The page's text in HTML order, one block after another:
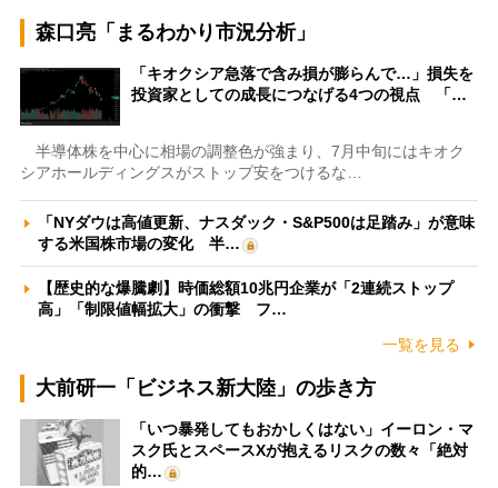
森口亮「まるわかり市況分析」
「キオクシア急落で含み損が膨らんで…」損失を
投資家としての成長につなげる4つの視点 「…
半導体株を中心に相場の調整色が強まり、7月中旬にはキオク
シアホールディングスがストップ安をつけるな…
「NYダウは高値更新、ナスダック・S&P500は足踏み」が意味
する米国株市場の変化 半…
【歴史的な爆騰劇】時価総額10兆円企業が「2連続ストップ
高」「制限値幅拡大」の衝撃 フ…
一覧を見る
大前研一「ビジネス新大陸」の歩き方
「いつ暴発してもおかしくはない」イーロン・マ
スク氏とスペースXが抱えるリスクの数々「絶対
的…